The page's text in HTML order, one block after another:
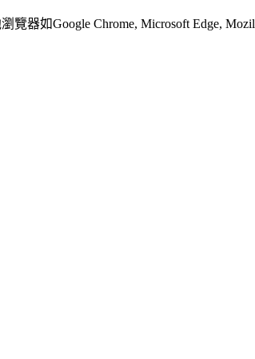
器如Google Chrome, Microsoft Edge,